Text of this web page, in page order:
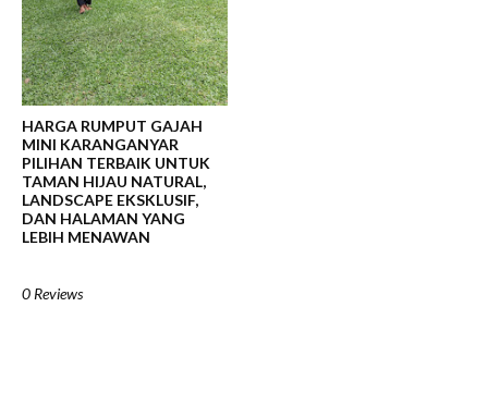
HARGA RUMPUT GAJAH
MINI KARANGANYAR
PILIHAN TERBAIK UNTUK
TAMAN HIJAU NATURAL,
LANDSCAPE EKSKLUSIF,
DAN HALAMAN YANG
LEBIH MENAWAN
0 Reviews